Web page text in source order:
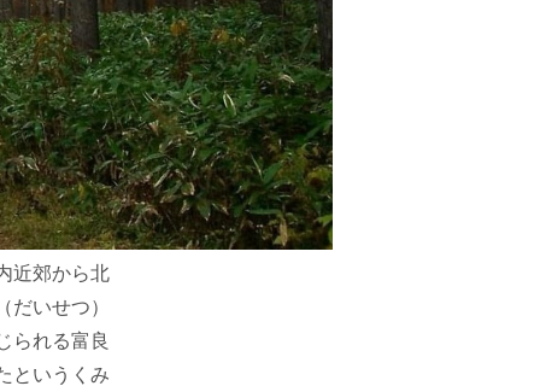
近郊から北
いせつ）
られる富良
というくみ